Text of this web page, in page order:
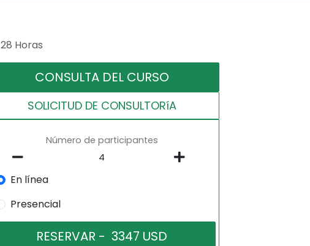
28 Horas
CONSULTA DEL CURSO
SOLICITUD DE CONSULTORíA
Número de participantes
En línea
Presencial